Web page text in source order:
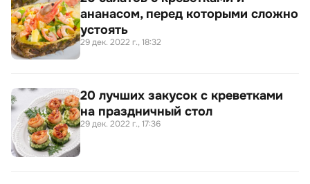
ананасом, перед которыми сложно
устоять
29 дек. 2022 г., 18:32
20 лучших закусок с креветками
на праздничный стол
29 дек. 2022 г., 17:36